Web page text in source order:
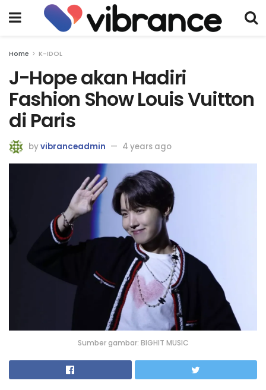
Home K-IDOL
J-Hope akan Hadiri
Fashion Show Louis Vuitton
di Paris
byvibranceadmin 4 years ago
Sumber gambar: BIGHIT MUSIC